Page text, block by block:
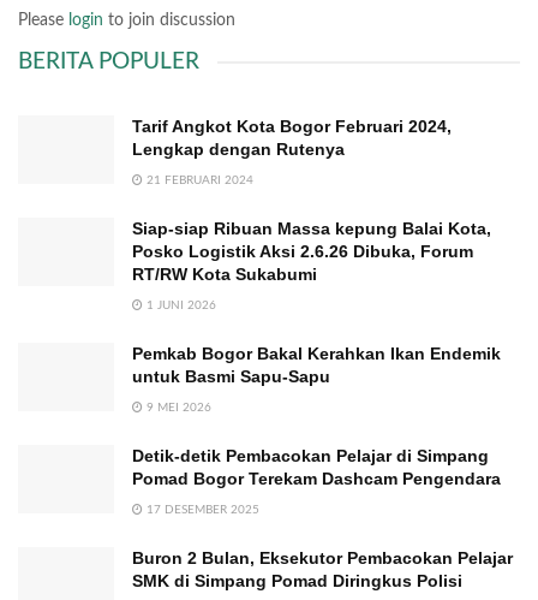
Please login to join discussion
BERITA POPULER
Tarif Angkot Kota Bogor Februari 2024,
Lengkap dengan Rutenya
21 FEBRUARI 2024
Siap-siap Ribuan Massa kepung Balai Kota,
Posko Logistik Aksi 2.6.26 Dibuka, Forum
RT/RW Kota Sukabumi
1 JUNI 2026
Pemkab Bogor Bakal Kerahkan Ikan Endemik
untuk Basmi Sapu-Sapu
9 MEI 2026
Detik-detik Pembacokan Pelajar di Simpang
Pomad Bogor Terekam Dashcam Pengendara
17 DESEMBER 2025
Buron 2 Bulan, Eksekutor Pembacokan Pelajar
SMK di Simpang Pomad Diringkus Polisi